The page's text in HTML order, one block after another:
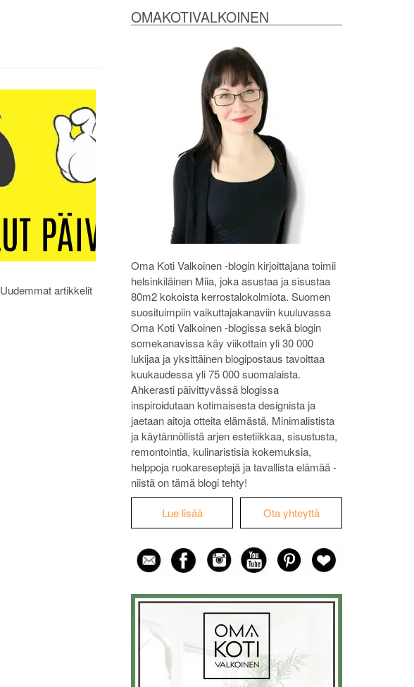
OMAKOTIVALKOINEN
Oma Koti Valkoinen -blogin kirjoittajana toimii
helsinkiläinen Miia, joka asustaa ja sisustaa
80m2 kokoista kerrostalokolmiota. Suomen
suosituimpiin vaikuttajakanaviin kuuluvassa
Oma Koti Valkoinen -blogissa sekä blogin
somekanavissa käy viikottain yli 30 000
lukijaa ja yksittäinen blogipostaus tavoittaa
kuukaudessa yli 75 000 suomalaista.
Ahkerasti päivittyvässä blogissa
inspiroidutaan kotimaisesta designista ja
jaetaan aitoja otteita elämästä. Minimalistista
ja käytännöllistä arjen estetiikkaa, sisustusta,
remontointia, kulinaristisia kokemuksia,
helppoja ruokareseptejä ja tavallista elämää -
niistä on tämä blogi tehty!
Lue lisää Ota yhteyttä
Uudemmat artikkelit